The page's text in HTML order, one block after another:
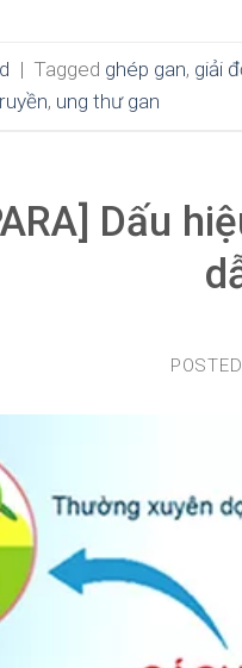
| Tagged ghép gan, giải
, ung thư gan
Dấu